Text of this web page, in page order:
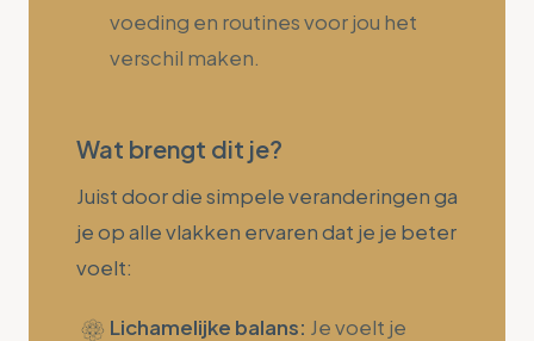
voeding en routines voor jou het
verschil maken.
Wat brengt dit je?
Juist door die simpele veranderingen ga
je op alle vlakken ervaren dat je je beter
voelt:
Lichamelijke balans: Je voelt je